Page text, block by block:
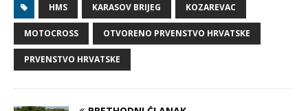
HMS KARASOV BRIJEG KOZAREVAC
MOTOCROSS OTVORENO PRVENSTVO HRVATSKE
PRVENSTVO HRVATSKE